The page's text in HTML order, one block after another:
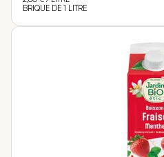
BRIQUE DE 1 LITRE